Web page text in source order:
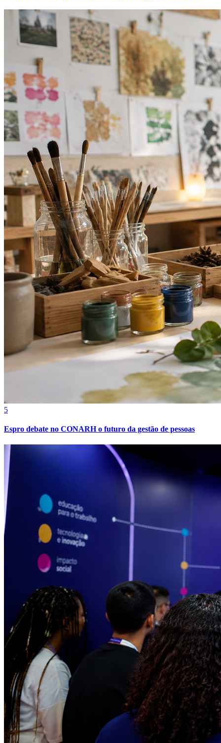
Cruzeiro
Bahia
Fortaleza
5
Espro debate no CONARH o futuro da gestão de pessoas